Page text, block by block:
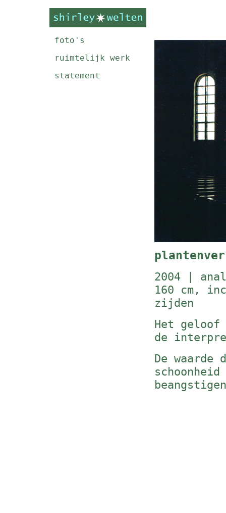
foto's
ruimtelijk werk
statement
2004 |
160 cm,
zijden
Het
de
De waarde